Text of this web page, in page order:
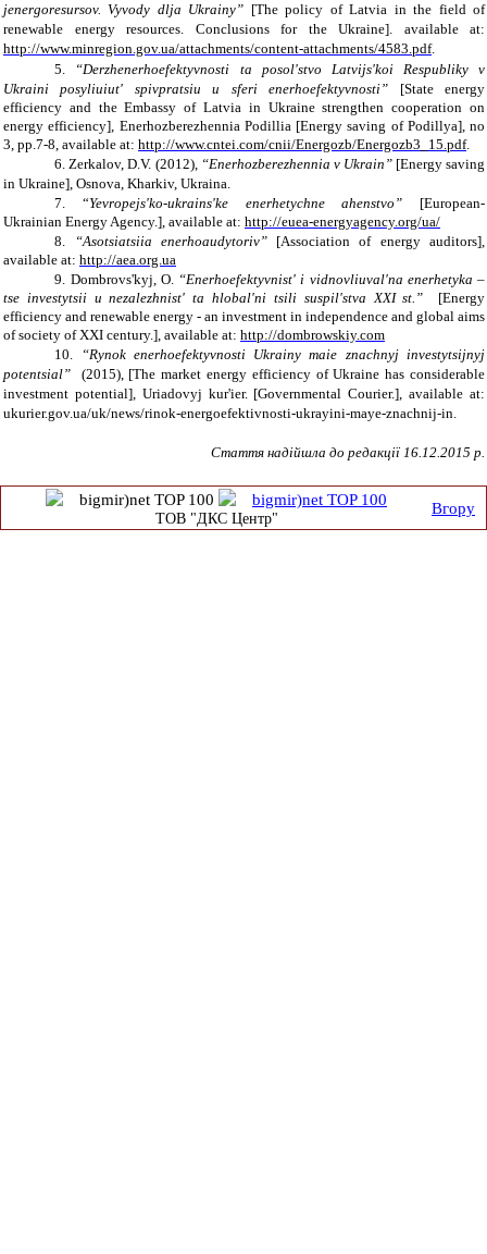
jenergoresursov. Vyvody dlja Ukrainy” [The policy of Latvia in the field of
renewable energy resources. Conclusions for the Ukraine]. available at:
http://www.minregion.gov.ua/attachments/content-attachments/4583.pdf.
5.
“Derzhenerhoefektyvnosti ta posol'stvo Latvijs'koi Respubliky v
Ukraini posyliuiut' spivpratsiu u sferi enerhoefektyvnosti” [State energy
efficiency and the Embassy of Latvia in Ukraine strengthen cooperation on
energy efficiency], Enerhozberezhennia Podillia [Energy saving of Podillya], no
3, pp.7-8, available at: http://www.cntei.com/cnii/Energozb/Energozb3_15.pdf.
6. Zerkalov, D.V. (2012), “Enerhozberezhennia v Ukrain” [Energy saving
in Ukraine], Osnova, Kharkiv, Ukraina.
7.
“Yevropejs'ko-ukrains'ke enerhetychne ahenstvo” [European-
Ukrainian Energy Agency.], available at: http://euea-energyagency.org/uа/
8.
“Asotsiatsiia enerhoaudytoriv”[Association of energy auditors],
available at: http://aea.org.ua
9. Dombrovs'kyj, O. “Enerhoefektyvnist' i vidnovliuval'na enerhetyka –
tse investytsii u nezalezhnist' ta hlobal'ni tsili suspil'stva ХХІ st.” [Energy
efficiency and renewable energy - an investment in independence and global aims
of society of XXI century.], available at: http://dombrowskiy.com
10.
“Rynok enerhoefektyvnosti Ukrainy maie znachnyj investytsijnyj
potentsial” (2015), [The market energy efficiency of Ukraine has considerable
investment potential], Uriadovyj kur'ier. [Governmental Courier.], available at:
ukurier.gov.ua/uk/news/rinok-energoefektivnosti-ukrayini-maye-znachnij-in.
Стаття надійшла до редакції 16.12.2015 р.
Вгору
ТОВ "ДКС Центр"